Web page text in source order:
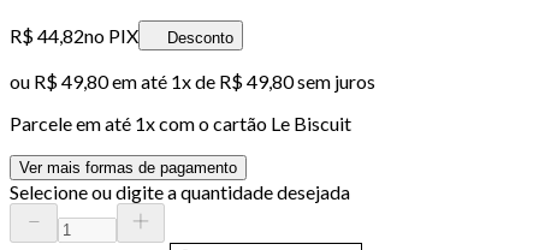
R$ 44,82no PIX Desconto
ou R$ 49,80em até 1x de R$ 49,80sem juros
Parcele em até 1x com o cartão Le Biscuit
Ver mais formas de pagamento
Selecione ou digite a quantidade desejada